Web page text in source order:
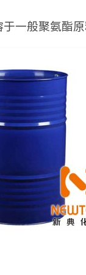
一般聚氨酯原